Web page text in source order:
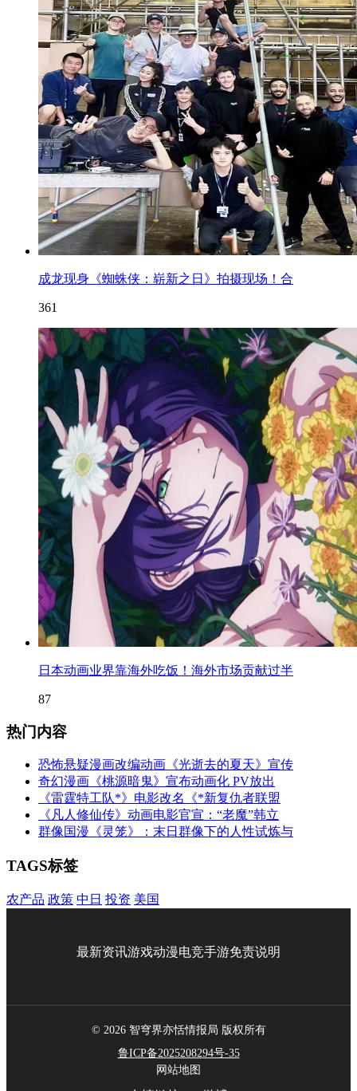
成龙现身《蜘蛛侠：崭新之日》拍摄现场！合
361
日本动画业界靠海外吃饭！海外市场贡献过半
87
热门内容
恐怖悬疑漫画改编动画《光逝去的夏天》宣传
奇幻漫画《桃源暗鬼》宣布动画化 PV放出
《雷霆特工队*》电影改名《*新复仇者联盟
《凡人修仙传》动画电影官宣：“老魔”韩立
群像国漫《灵笼》：末日群像下的人性试炼与
TAGS标签
农产品 政策 中日 投资 美国
最新资讯游戏动漫电竞手游免责说明
© 2026 智穹界亦恬情报局 版权所有
鲁ICP备2025208294号-35
网站地图